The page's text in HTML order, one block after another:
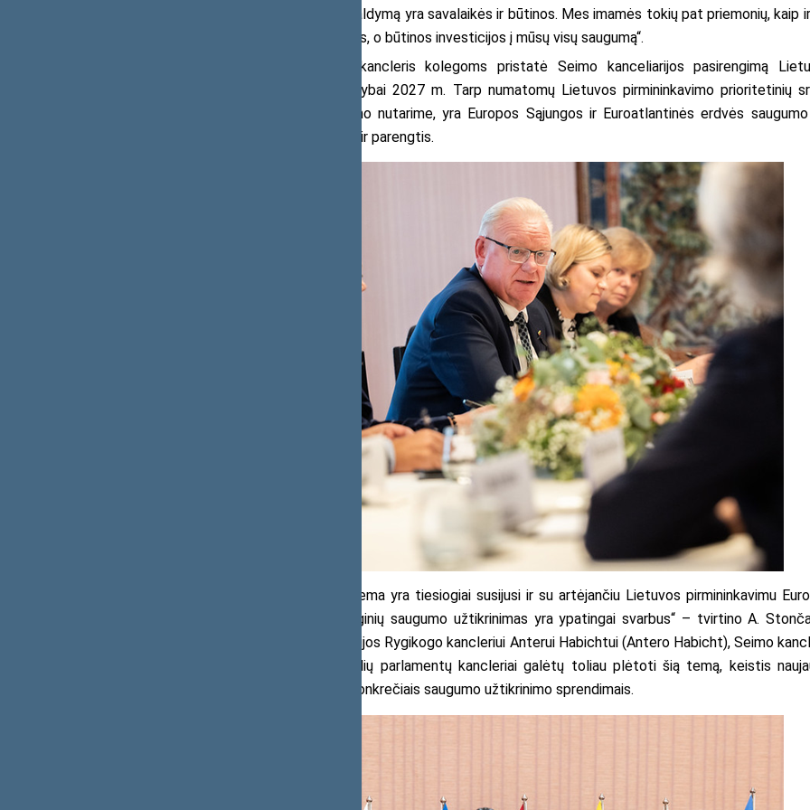
saugumą, duomenų kokybę, saugą ir valdymą yra savalaikės ir būtinos. Mes imamės tokių pat priemonių, kaip
regiono parlamentai. Tai ne išlaidavimas, o būtinos investicijos į mūsų visų saugumą“.
Naudodamasis proga Seimo kancleris kolegoms pristatė Seimo kanceliarijos pasirengimą
pirmininkavimui Europos Sąjungos Tarybai 2027 m. Tarp numatomų Lietuvos pirmininkavimo prioritetinių
įvardintų 2025 m. birželio 30 d. Seimo nutarime, yra Europos Sąjungos ir Euroatlantinės erdvės
gynybos stiprinimas, vidaus saugumas ir parengtis.
„Mūsų šiandieninio susitikimo tema yra tiesiogiai susijusi ir su artėjančiu Lietuvos pirmininkavimu
Sąjungos Tarybai. Pirmininkavimo renginių saugumo užtikrinimas yra ypatingai svarbus“ – tvirtino A.
Dėkodamas susitikimo šeimininkui, Estijos Rygikogo kancleriui Anterui Habichtui (Antero Habicht), Seimo
pasiūlė susitikti dažniau, kad NB8 šalių parlamentų kancleriai galėtų toliau plėtoti šią temą, keistis
informacija ir tiesiogiai susipažinti su konkrečiais saugumo užtikrinimo sprendimais.